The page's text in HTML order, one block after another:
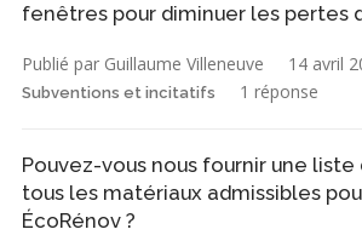
fenêtres pour diminuer les pertes
Publié par Guillaume Villeneuve 14 avril
Subventions et incitatifs 1 réponse
Pouvez-vous nous fournir une
tous les matériaux admissibles
ÉcoRénov ?